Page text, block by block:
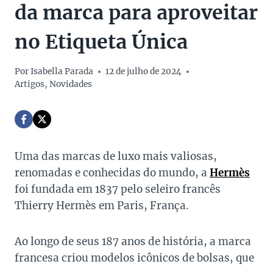
da marca para aproveitar
no Etiqueta Única
PorIsabella Parada
12 de julho de 2024
Artigos, Novidades
Uma das marcas de luxo mais valiosas,
renomadas e conhecidas do mundo, a Hermès
foi fundada em 1837 pelo seleiro francês
Thierry Hermès em Paris, França.
Ao longo de seus 187 anos de história, a marca
francesa criou modelos icônicos de bolsas, que